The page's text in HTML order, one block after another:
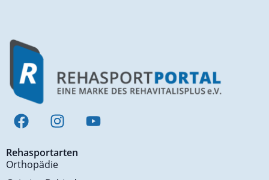
Rehasportarten
Orthopädie